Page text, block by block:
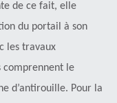
de ce fait, elle
du portail à son
les travaux
comprennent le
d’antirouille. Pour la